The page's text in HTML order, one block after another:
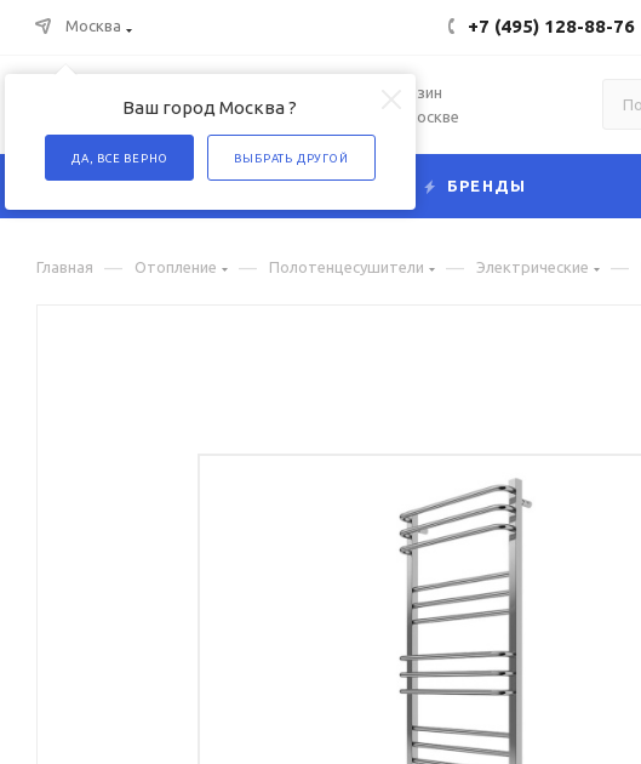
Москва
Ваш город Москва ?
ДА, ВСЕ ВЕРНО ВЫБРАТЬ ДРУГОЙ
+7 (495) 128-88-76
Интернет-магазин
сантехники в Москве
КАТАЛОГ БРЕНДЫ
Главная — Отопление — Полотенцесушители — Электрические —